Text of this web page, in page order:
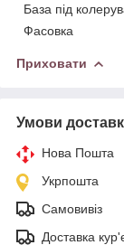
База під
Фасовка
Приховати
Умови
Нова Пошта
Укрпошта
Самовивіз
Доставка